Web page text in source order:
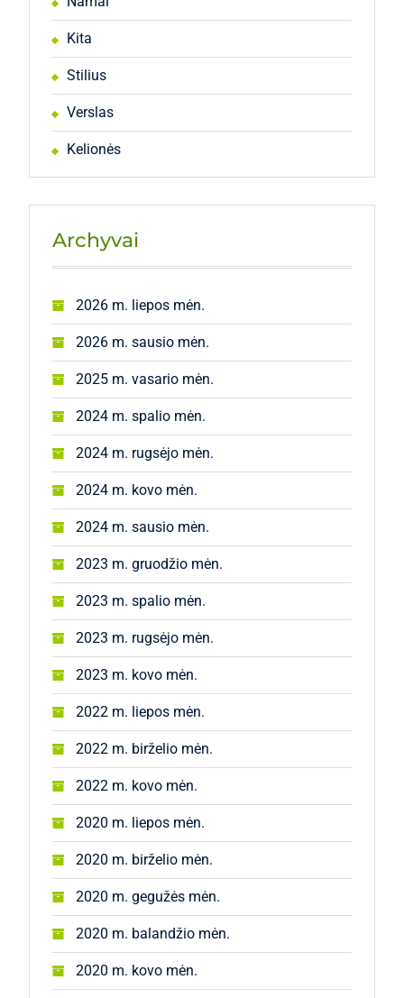
Kita
Stilius
Verslas
Kelionės
Archyvai
2026 m. liepos mėn.
2026 m. sausio mėn.
2025 m. vasario mėn.
2024 m. spalio mėn.
2024 m. rugsėjo mėn.
2024 m. kovo mėn.
2024 m. sausio mėn.
2023 m. gruodžio mėn.
2023 m. spalio mėn.
2023 m. rugsėjo mėn.
2023 m. kovo mėn.
2022 m. liepos mėn.
2022 m. birželio mėn.
2022 m. kovo mėn.
2020 m. liepos mėn.
2020 m. birželio mėn.
2020 m. gegužės mėn.
2020 m. balandžio mėn.
2020 m. kovo mėn.